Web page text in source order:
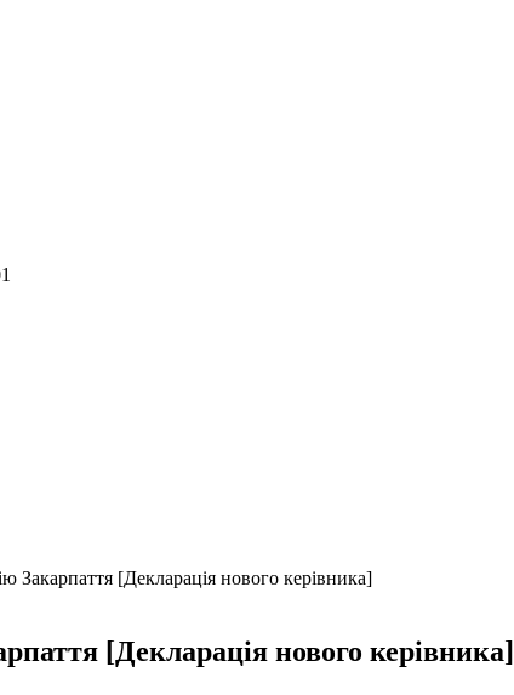
Закарпаття [Декларація нового керівника]
[Декларація нового керівника]